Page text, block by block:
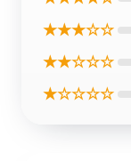
★★★☆☆
★★☆☆☆
★☆☆☆☆